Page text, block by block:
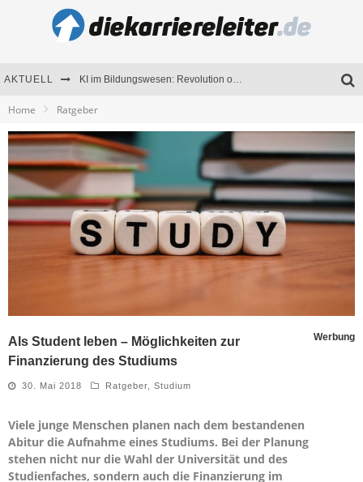
AKTUELL KI im Bildungswesen: Revolution oder Risiko für Schulen und Universitäten?
Mitarbeitenden-Schulungen erfolgreich planen – Ratgeber für Unternehmen
Home Ratgeber
Als Student leben – Möglichkeiten zur
Finanzierung des Studiums
Werbung
30. Mai 2018 Ratgeber Studium
Viele junge Menschen planen nach dem bestandenen
Abitur die Aufnahme eines Studiums. Bei der Planung
stehen nicht nur die Wahl der Universität und des
Studienfaches, sondern auch die Finanzierung im